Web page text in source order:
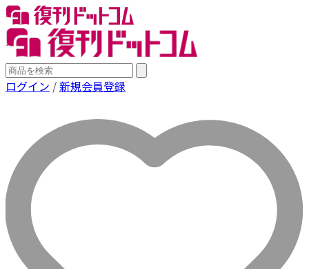
ログイン /新規会員登録